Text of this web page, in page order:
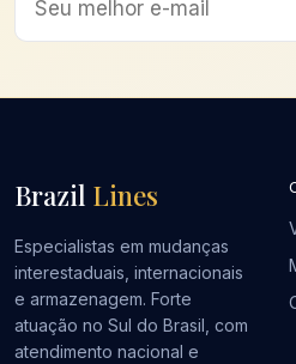
Brazil Lines
Especialistas em mudanças
interestaduais, internacionais
e armazenagem. Forte
atuação no Sul do Brasil, com
atendimento nacional e